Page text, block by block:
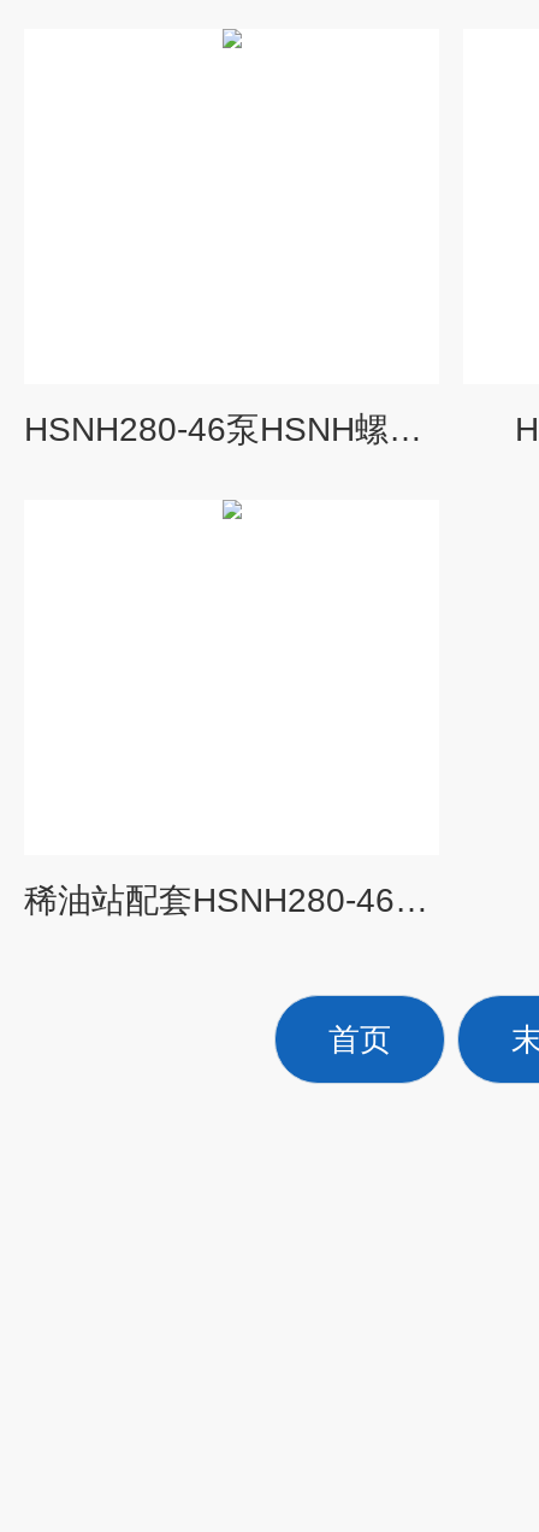
HSNH280-46泵HSNH螺杆泵
稀油站配套HSNH280-46三螺杆泵
首页